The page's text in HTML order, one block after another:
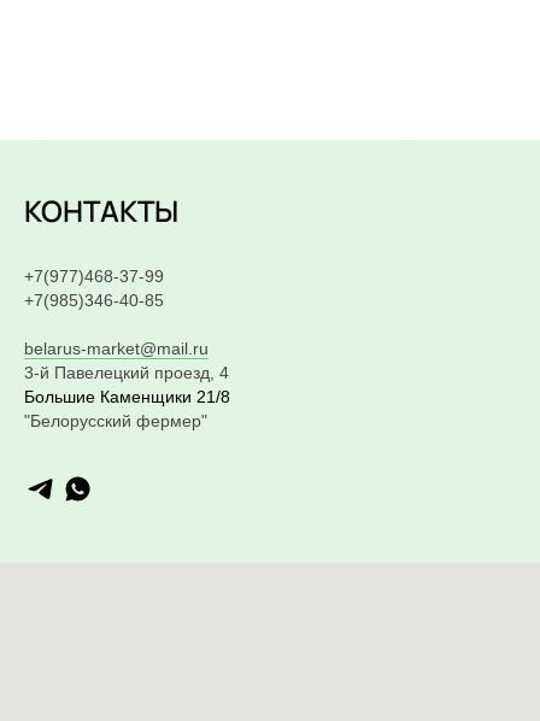
КОНТАКТЫ
+7(977)468-37-99
+7(985)346-40-85
belarus-market@mail.ru
3-й Павелецкий проезд, 4
Большие Каменщики 21/8
"Белорусский фермер"